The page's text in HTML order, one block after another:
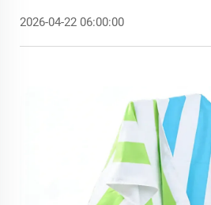
2026-04-22 06:00:00